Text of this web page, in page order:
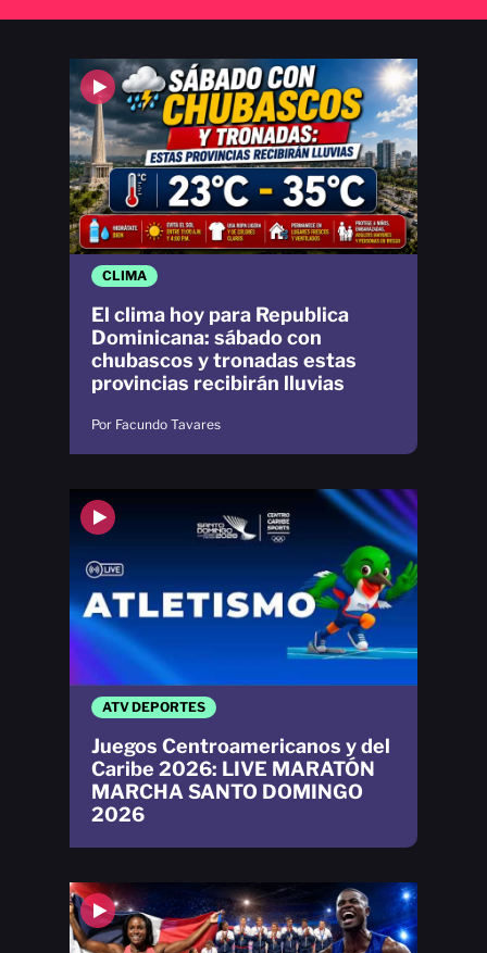
ATV DEPORTES
Juegos Centroamericanos y del
Caribe 2026: LIVE MARATÓN
MARCHA SANTO DOMINGO
2026
CLIMA
El clima hoy para Republica
Dominicana: sábado con
chubascos y tronadas estas
provincias recibirán lluvias
Por Facundo Tavares